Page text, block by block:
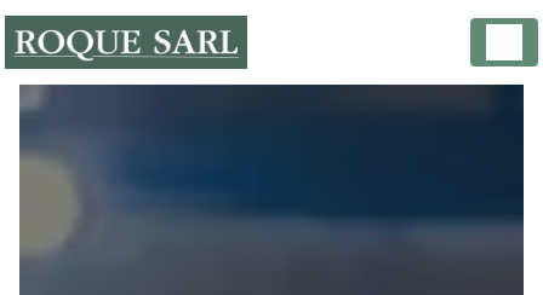
Panneau de gestion des cookies